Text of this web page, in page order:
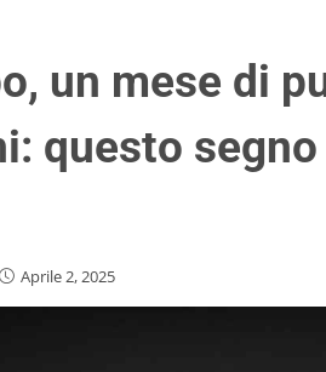
un mese di
questo
Aprile 2, 2025